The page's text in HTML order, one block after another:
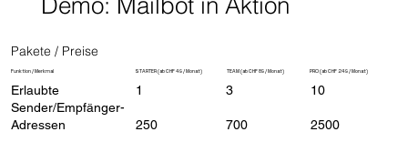
Pakete / Preise
Funktion / Merkmal STARTER (ab CHF 49 / Monat) TEAM (ab CHF 89 / Monat) PRO (ab CHF 249 / Monat)
Erlaubte
Sender/Empfänger-
Adressen
1
250
3
700
10
2500